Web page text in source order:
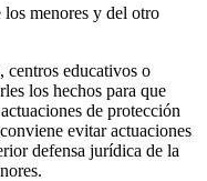
menores y del otro
centros educativos o
los hechos para que
de protección
evitar actuaciones
defensa jurídica de la